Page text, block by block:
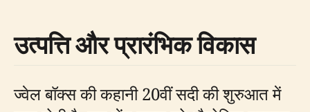
उत्पत्ति और प्रारंभिक विकास
ज्वेल बॉक्स की कहानी 20वीं सदी की शुरुआत में